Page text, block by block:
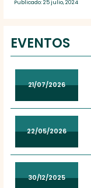
Publicado: 25 julio, 2024
EVENTOS
21/07/2026
22/05/2026
30/12/2025